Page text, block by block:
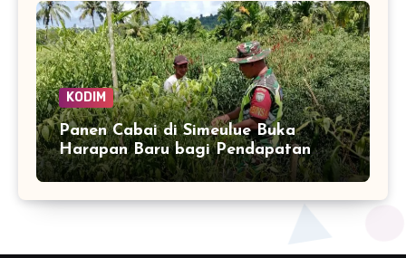
KODIM
Panen Cabai di Simeulue Buka
Harapan Baru bagi Pendapatan
Petani Teluk Dalam